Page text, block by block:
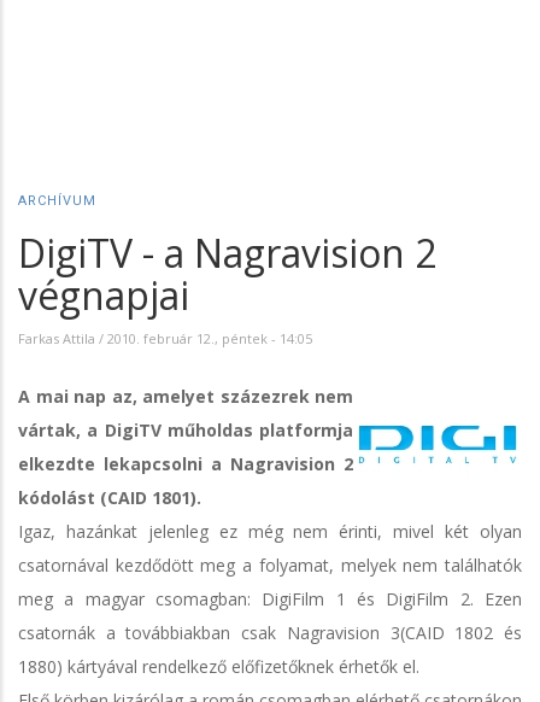
ARCHÍVUM
DigiTV - a Nagravision 2
végnapjai
Farkas Attila / 2010. február 12., péntek - 14:05
A mai nap az, amelyet százezrek nem
vártak, a DigiTV műholdas platformja
elkezdte lekapcsolni a Nagravision 2
kódolást (CAID 1801).
Igaz, hazánkat jelenleg ez még nem érinti, mivel két olyan
csatornával kezdődött meg a folyamat, melyek nem találhatók
meg a magyar csomagban: DigiFilm 1 és DigiFilm 2. Ezen
csatornák a továbbiakban csak Nagravision 3(CAID 1802 és
1880) kártyával rendelkező előfizetőknek érhetők el.